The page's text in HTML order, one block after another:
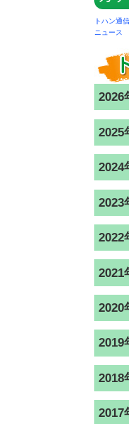
トハン通信
ニュース
2026
2025
2024
2023
2022
2021
2020
2019
2018
2017